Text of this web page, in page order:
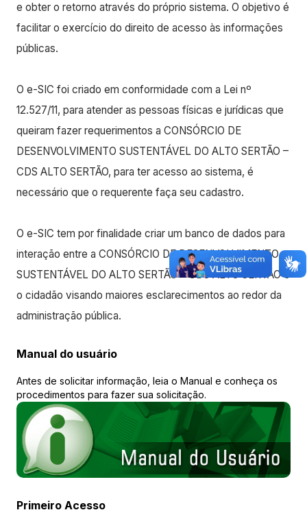
e obter o retorno através do próprio sistema. O objetivo é
facilitar o exercício do direito de acesso às informações
públicas.
O e-SIC foi criado em conformidade com a Lei nº
12.527/11, para atender as pessoas físicas e jurídicas que
queiram fazer requerimentos a CONSÓRCIO DE
DESENVOLVIMENTO SUSTENTÁVEL DO ALTO SERTÃO –
CDS ALTO SERTÃO, para ter acesso ao sistema, é
necessário que o requerente faça seu cadastro.
O e-SIC tem por finalidade criar um banco de dados para
interação entre a CONSÓRCIO DE DESENVOLVIMENTO
SUSTENTÁVEL DO ALTO SERTÃO – CDS ALTO SERTÃO e
o cidadão visando maiores esclarecimentos ao redor da
administração pública.
Manual do usuário
Antes de solicitar informação, leia o Manual e conheça os
procedimentos para fazer sua solicitação.
Primeiro Acesso